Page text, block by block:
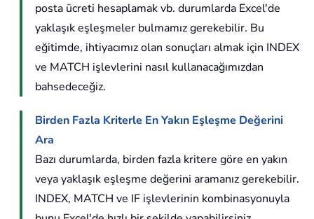
posta ücreti hesaplamak vb. durumlarda Excel'de
yaklaşık eşleşmeler bulmamız gerekebilir. Bu
eğitimde, ihtiyacımız olan sonuçları almak için INDEX
ve MATCH işlevlerini nasıl kullanacağımızdan
bahsedeceğiz.
Birden Fazla Kriterle En Yakın Eşleşme Değerini
Ara
Bazı durumlarda, birden fazla kritere göre en yakın
veya yaklaşık eşleşme değerini aramanız gerekebilir.
INDEX, MATCH ve IF işlevlerinin kombinasyonuyla